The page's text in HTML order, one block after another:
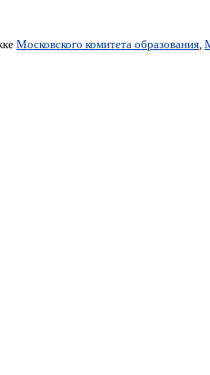
Московского комитета образования,